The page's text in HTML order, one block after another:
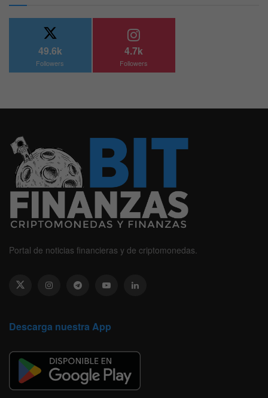
49.6k
Followers
4.7k
Followers
Portal de noticias financieras y de criptomonedas.
Descarga nuestra App